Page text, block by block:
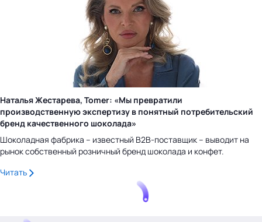
Наталья Жестарева, Tomer: «Мы превратили
производственную экспертизу в понятный потребительский
бренд качественного шоколада»
Шоколадная фабрика – известный B2B-поставщик – выводит на
рынок собственный розничный бренд шоколада и конфет.
Читать